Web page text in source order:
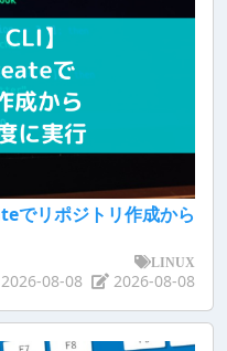
でリポジトリ作成から
LINUX
2026-08-08 2026-08-08